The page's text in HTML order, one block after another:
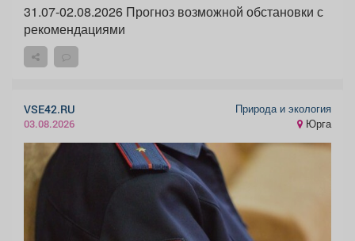
31.07-02.08.2026 Прогноз возможной обстановки с
рекомендациями
VSE42.RU
03.08.2026
Природа и экология
Юрга